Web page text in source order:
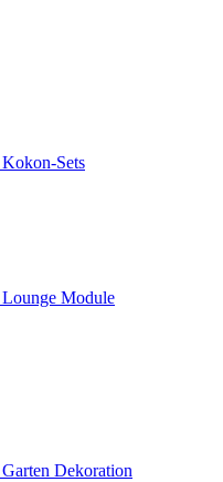
Kokon-Sets
Lounge Module
Garten Dekoration